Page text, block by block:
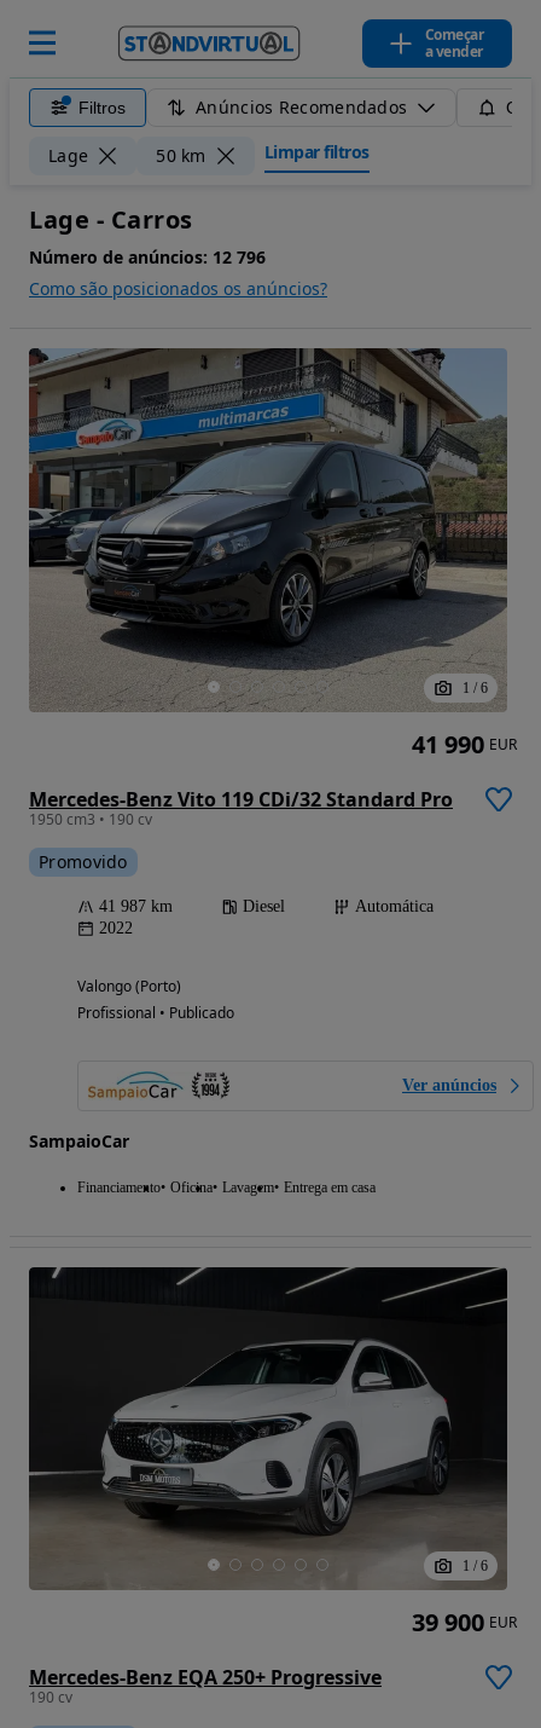
Começar
a vender
Filtros Anúncios Recomendados
Lage 50 km Limpar filtros
Lage - Carros
Número de anúncios: 12 796
Como são posicionados os anúncios?
1 / 6
Mercedes-Benz Vito 119 CDi/32 Standard Pro
1950 cm3 • 190 cv
Promovido
41 987 km Diesel
Automática
2022
Valongo (Porto)
Profissional • Publicado
Ver anúncios
SampaioCar
Financiamento Oficina Lavagem Entrega em casa
41 990 EUR
1 / 6
Mercedes-Benz EQA 250+ Progressive
190 cv
39 900 EUR